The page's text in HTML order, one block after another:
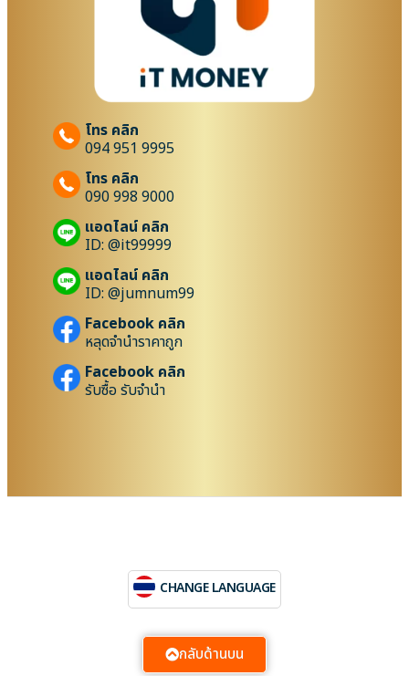
โทร คลิก
094 951 9995
โทร คลิก
090 998 9000
แอดไลน์ คลิก
ID: @it99999
แอดไลน์ คลิก
ID: @jumnum99
Facebook คลิก
หลุดจำนำราคาถูก
Facebook คลิก
รับซื้อ รับจำนำ
CHANGE LANGUAGE
กลับด้านบน